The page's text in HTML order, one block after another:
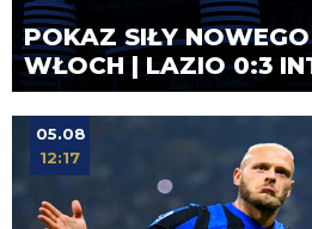
POKAZ SIŁY
WŁOCH | LAZIO 0:3
05.08
12:17